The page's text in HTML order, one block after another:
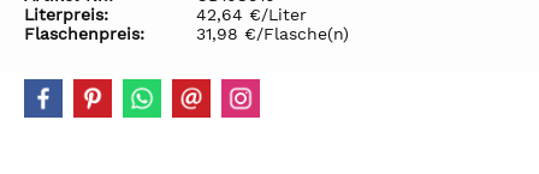
Literpreis:
42,64 €/Liter
Flaschenpreis:
31,98 €/Flasche(n)